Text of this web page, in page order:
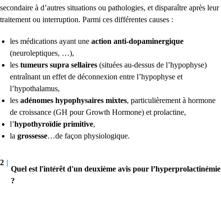
secondaire à d’autres situations ou pathologies, et disparaître après leur
traitement ou interruption. Parmi ces différentes causes :
les médications ayant une action anti-dopaminergique
(neuroleptiques, …),
les tumeurs supra sellaires (situées au-dessus de l’hypophyse)
entraînant un effet de déconnexion entre l’hypophyse et
l’hypothalamus,
les adénomes hypophysaires mixtes, particulièrement à hormone
de croissance (GH pour Growth Hormone) et prolactine,
l’hypothyroïdie primitive,
la grossesse…de façon physiologique.
2 |
Quel est l'intérêt d'un deuxième avis pour l’hyperprolactinémie
?